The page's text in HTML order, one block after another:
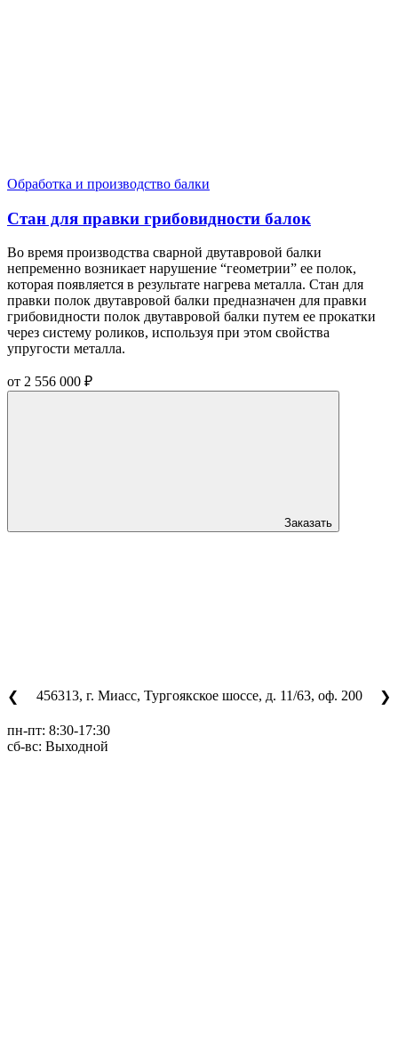
Обработка и производство балки
Стан для правки грибовидности балок
Во время производства сварной двутавровой балки
непременно возникает нарушение “геометрии” ее полок,
которая появляется в результате нагрева металла. Стан для
правки полок двутавровой балки предназначен для правки
грибовидности полок двутавровой балки путем ее прокатки
через систему роликов, используя при этом свойства
упругости металла.
от 2 556 000 ₽
Заказать
❮ 456313, г. Миасс, Тургоякское шоссе, д. 11/63, оф. 200 ❯
пн-пт: 8:30-17:30
сб-вс: Выходной